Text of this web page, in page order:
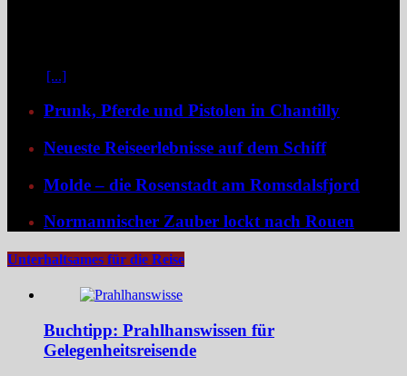
[...]
Prunk, Pferde und Pistolen in Chantilly
Neueste Reiseerlebnisse auf dem Schiff
Molde – die Rosenstadt am Romsdalsfjord
Normannischer Zauber lockt nach Rouen
Unterhaltsames für die Reise
Buchtipp: Prahlhanswissen für
Gelegenheitsreisende